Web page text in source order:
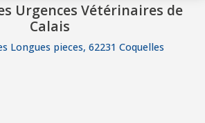
Urgences Vétérinaires de
Calais
Longues pieces, 62231 Coquelles